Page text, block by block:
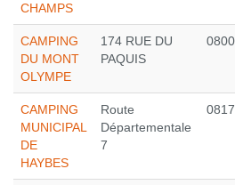
CHAMPS
CAMPING
DU MONT
OLYMPE
174 RUE DU
PAQUIS
CAMPING
MUNICIPAL
DE
HAYBES
Route
Départementale
7